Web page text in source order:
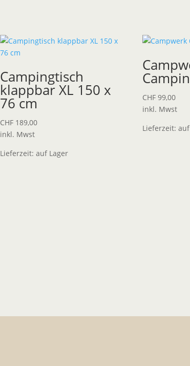
Campingtisch
klappbar XL 150 x
76 cm
CHF 189,00
inkl. Mwst
Lieferzeit:auf Lager
CHF 99,00
inkl. Mwst
Lieferzeit: